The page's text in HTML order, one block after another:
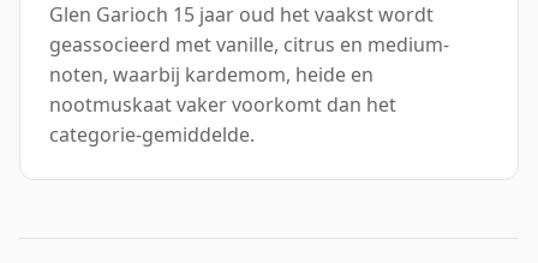
Glen Garioch 15 jaar oud het vaakst wordt
geassocieerd met vanille, citrus en medium-
noten, waarbij kardemom, heide en
nootmuskaat vaker voorkomt dan het
categorie-gemiddelde.